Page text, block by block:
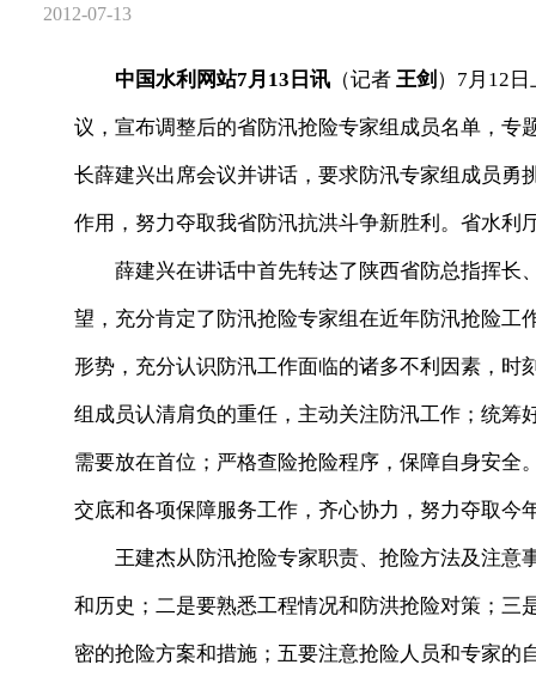
2012-07-13
中国水利网站7月13日讯 （记者 王剑 ）7月12
议，宣布调整后的省防汛抢险专家组成员名单，
长薛建兴出席会议并讲话，要求防汛专家组成员
作用，努力夺取我省防汛抗洪斗争新胜利。省水利
薛建兴在讲话中首先转达了陕西省防总指挥长
望，充分肯定了防汛抢险专家组在近年防汛抢险
形势，充分认识防汛工作面临的诸多不利因素，
组成员认清肩负的重任，主动关注防汛工作；统
需要放在首位；严格查险抢险程序，保障自身安
交底和各项保障服务工作，齐心协力，努力夺取今
王建杰从防汛抢险专家职责、抢险方法及注意
和历史；二是要熟悉工程情况和防洪抢险对策；
密的抢险方案和措施；五要注意抢险人员和专家的